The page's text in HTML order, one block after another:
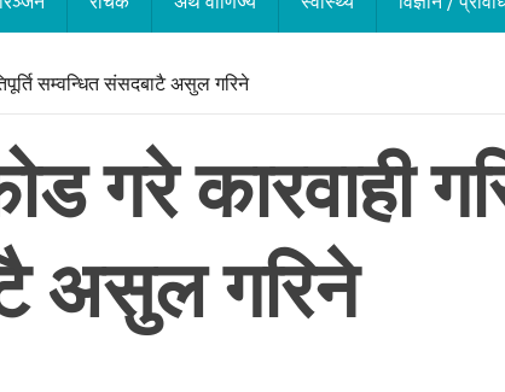
सम्वन्धित संसदबाटै असुल गरिने
कारवाही
असुल गरिने